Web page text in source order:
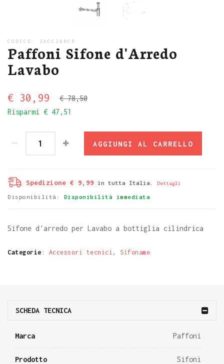
CODICE: ZACC240CR
Paffoni Sifone d'Arredo
Lavabo
€ 78,50
€ 30,99
Risparmi € 47,51
AGGIUNGI AL CARRELLO
Spedizione € 9,99 in tutta Italia. Dettagli
Disponibilità: Disponibilità immediata
Sifone d'arredo per Lavabo a bottiglia cilindrica
Categorie : Accessori tecnici , Sifoname
SCHEDA TECNICA
Marca Paffoni
Prodotto Sifoni